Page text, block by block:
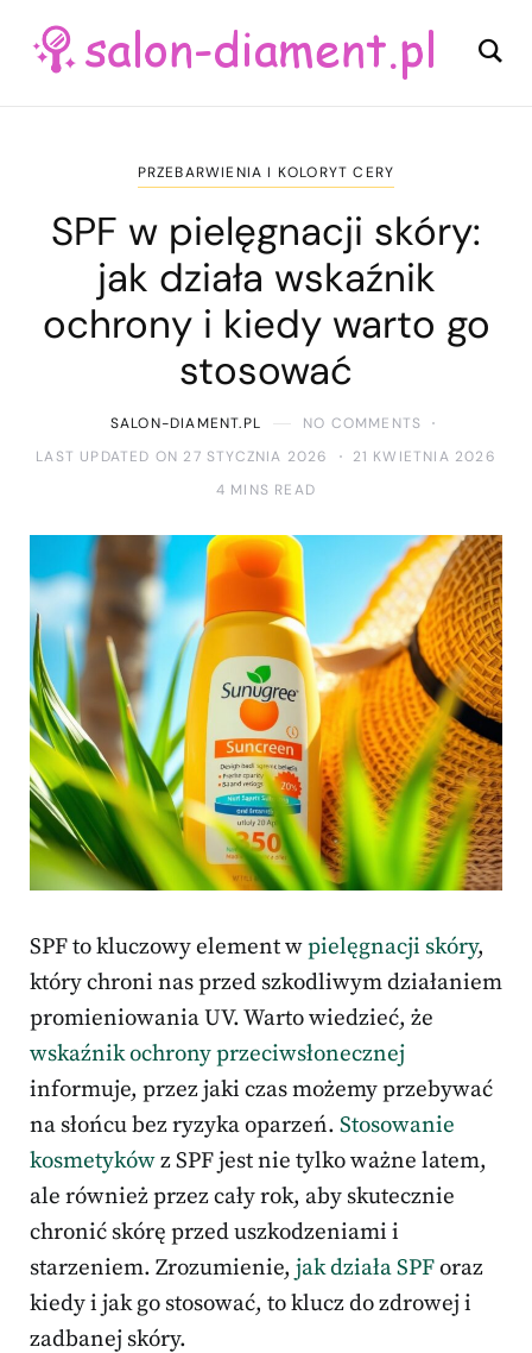
PRZEBARWIENIA I KOLORYT CERY
SPF w pielęgnacji skóry:
jak działa wskaźnik
ochrony i kiedy warto go
stosować
SALON-DIAMENT.PL
NO COMMENTS
LAST UPDATED ON 27 STYCZNIA 2026
21 KWIETNIA 2026
4 MINS READ
SPF to kluczowy element wpielęgnacji skóry,
który chroni nas przed szkodliwym działaniem
promieniowania UV. Warto wiedzieć, że
wskaźnik ochrony przeciwsłonecznej
informuje, przez jaki czas możemy przebywać
na słońcu bez ryzyka oparzeń. Stosowanie
kosmetykówz SPF jest nie tylko ważne latem,
ale również przez cały rok, aby skutecznie
chronić skórę przed uszkodzeniami i
starzeniem. Zrozumienie, jak działa SPForaz
kiedy i jak go stosować, to klucz do zdrowej i
zadbanej skóry.